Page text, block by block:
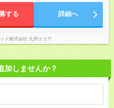
する 詳細へ
ド株式会社 九州エリア
加しませんか？